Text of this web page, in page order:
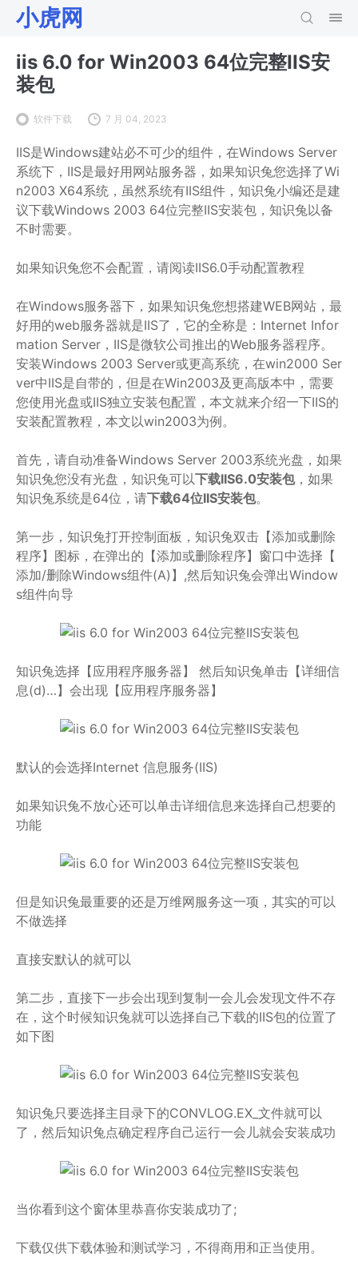
小虎网
iis 6.0 for Win2003 64位完整IIS安
装包
软件下载 7 月 04, 2023
IIS是Windows建站必不可少的组件，在Windows Server
系统下，IIS是最好用网站服务器，如果知识兔您选择了Wi
n2003 X64系统，虽然系统有IIS组件，知识兔小编还是建
议下载Windows 2003 64位完整IIS安装包，知识兔以备
不时需要。
如果知识兔您不会配置，请阅读IIS6.0手动配置教程
在Windows服务器下，如果知识兔您想搭建WEB网站，最
好用的web服务器就是IIS了，它的全称是：Internet Infor
mation Server，IIS是微软公司推出的Web服务器程序。
安装Windows 2003 Server或更高系统，在win2000 Ser
ver中IIS是自带的，但是在Win2003及更高版本中，需要
您使用光盘或IIS独立安装包配置，本文就来介绍一下IIS的
安装配置教程，本文以win2003为例。
首先，请自动准备Windows Server 2003系统光盘，如果
知识兔您没有光盘，知识兔可以下载IIS6.0安装包，如果
知识兔系统是64位，请下载64位IIS安装包。
第一步，知识兔打开控制面板，知识兔双击【添加或删除
程序】图标，在弹出的【添加或删除程序】窗口中选择【
添加/删除Windows组件(A)】,然后知识兔会弹出Window
s组件向导
知识兔选择【应用程序服务器】 然后知识兔单击【详细信
息(d)…】会出现【应用程序服务器】
默认的会选择Internet 信息服务(IIS)
如果知识兔不放心还可以单击详细信息来选择自己想要的
功能
但是知识兔最重要的还是万维网服务这一项，其实的可以
不做选择
直接安默认的就可以
第二步，直接下一步会出现到复制一会儿会发现文件不存
在，这个时候知识兔就可以选择自己下载的IIS包的位置了
如下图
知识兔只要选择主目录下的CONVLOG.EX_文件就可以
了，然后知识兔点确定程序自己运行一会儿就会安装成功
当你看到这个窗体里恭喜你安装成功了;
下载仅供下载体验和测试学习，不得商用和正当使用。